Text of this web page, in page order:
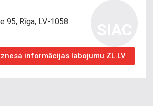
95, Rīga, LV-1058
informācijas labojumu ZL.LV